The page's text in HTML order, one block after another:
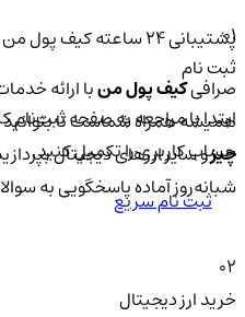
پشتیبانی ۲۴ ساعته کیف پول من
صرافیکیف پول منبا ارائه خدمات
همیشه همراه شماست تا بتوانید
چیزو سایر ارزهای دیجیتال
شبانه‌روز آماده پاسخگویی به
01
ثبت نام
ابتدا با مراجعه به صفحه ثبت‌نام
حساب کاربری را تکمیل کنید.
ثبت نام سریع
02
خرید ارز دیجیتال